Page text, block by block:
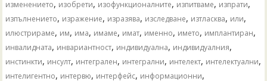
изменението, изобрети, изофункционалните, изпитваме, изпрати,
изпълнението, изражение, изразява, изследване, изтласква, или,
илюстрираме, им, има, имаме, имат, именно, името, имплантиран,
инвалидната, инвариантност, индивидуална, индивидуалния,
инстинкти, инсулт, интегрален, интегрални, интелект, интелектуални,
интелигентно, интервю, интерфейс, информационни,